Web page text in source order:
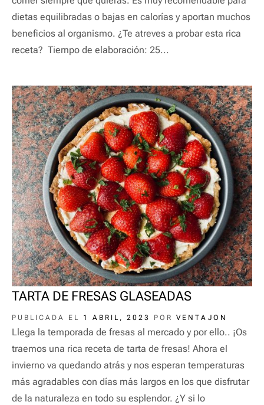
dietas equilibradas o bajas en calorías y aportan muchos
beneficios al organismo. ¿Te atreves a probar esta rica
receta? Tiempo de elaboración: 25...
TARTA DE FRESAS GLASEADAS
PUBLICADA EL 1 ABRIL, 2023 POR VENTAJON
Llega la temporada de fresas al mercado y por ello.. ¡Os
traemos una rica receta de tarta de fresas! Ahora el
invierno va quedando atrás y nos esperan temperaturas
más agradables con días más largos en los que disfrutar
de la naturaleza en todo su esplendor. ¿Y si lo